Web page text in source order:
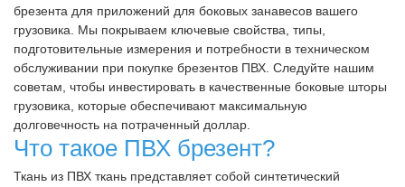
брезента для приложений для боковых занавесов вашего
грузовика. Мы покрываем ключевые свойства, типы,
подготовительные измерения и потребности в техническом
обслуживании при покупке брезентов ПВХ. Следуйте нашим
советам, чтобы инвестировать в качественные боковые шторы
грузовика, которые обеспечивают максимальную
долговечность на потраченный доллар.
Что такое ПВХ брезент?
Ткань из ПВХ ткань представляет собой синтетический